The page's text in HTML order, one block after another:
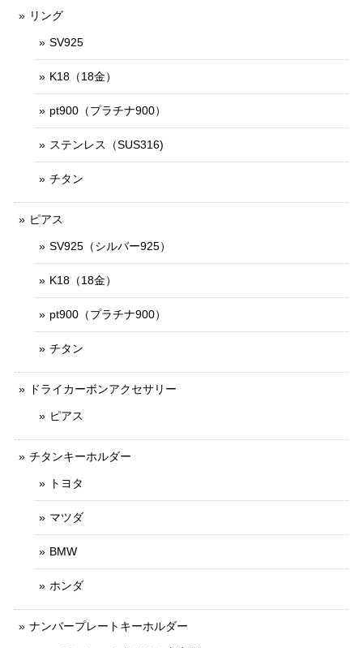
リング
SV925
K18（18金）
pt900（プラチナ900）
ステンレス（SUS316)
チタン
ピアス
SV925（シルバー925）
K18（18金）
pt900（プラチナ900）
チタン
ドライカーボンアクセサリー
ピアス
チタンキーホルダー
トヨタ
マツダ
BMW
ホンダ
ナンバープレートキーホルダー